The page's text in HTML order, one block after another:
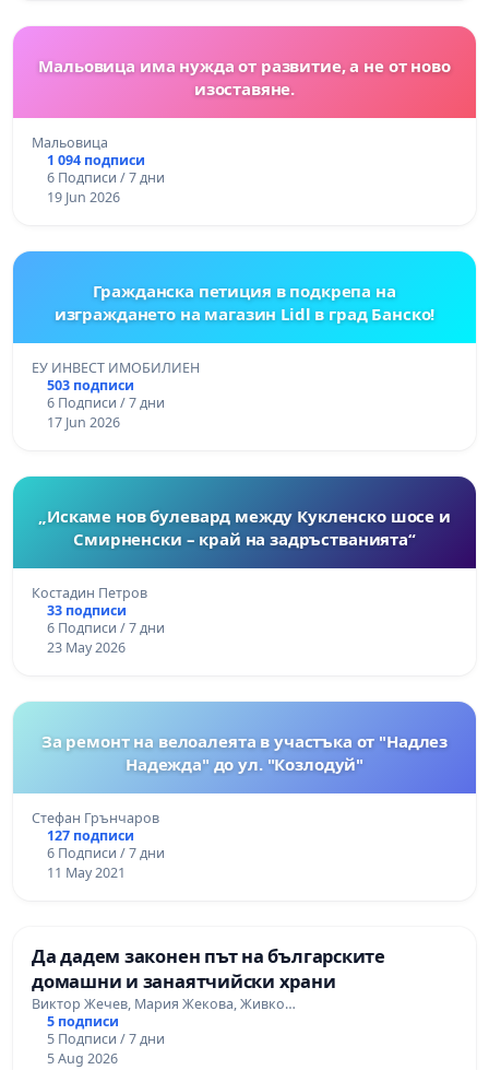
Мальовица има нужда от развитие, а не от ново
изоставяне.
Мальовица
1 094 подписи
6 Подписи / 7 дни
19 Jun 2026
Гражданска петиция в подкрепа на
изграждането на магазин Lidl в град Банско!
ЕУ ИНВЕСТ ИМОБИЛИЕН
503 подписи
6 Подписи / 7 дни
17 Jun 2026
„Искаме нов булевард между Кукленско шосе и
Смирненски – край на задръстванията“
Костадин Петров
33 подписи
6 Подписи / 7 дни
23 May 2026
За ремонт на велоалеята в участъка от "Надлез
Надежда" до ул. "Козлодуй"
Стефан Грънчаров
127 подписи
6 Подписи / 7 дни
11 May 2021
Да дадем законен път на българските
домашни и занаятчийски храни
Виктор Жечев, Мария Жекова, Живко…
5 подписи
5 Подписи / 7 дни
5 Aug 2026